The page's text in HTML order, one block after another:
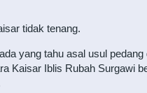
tidak tenang.
yang tahu asal usul pedang
Kaisar Iblis Rubah Surgawi